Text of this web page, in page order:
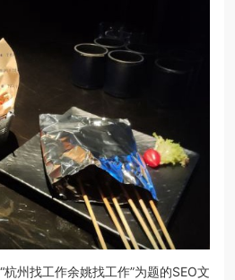
杭州找工作余姚找工作”为题的SEO文